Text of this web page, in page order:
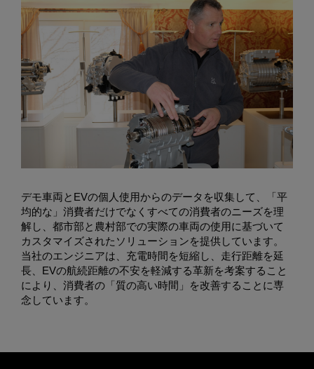
デモ車両とEVの個人使用からのデータを収集して、「平
均的な」消費者だけでなくすべての消費者のニーズを理
解し、都市部と農村部での実際の車両の使用に基づいて
カスタマイズされたソリューションを提供しています。
当社のエンジニアは、充電時間を短縮し、走行距離を延
長、EVの航続距離の不安を軽減する革新を考案すること
により、消費者の「質の高い時間」を改善することに専
念しています。